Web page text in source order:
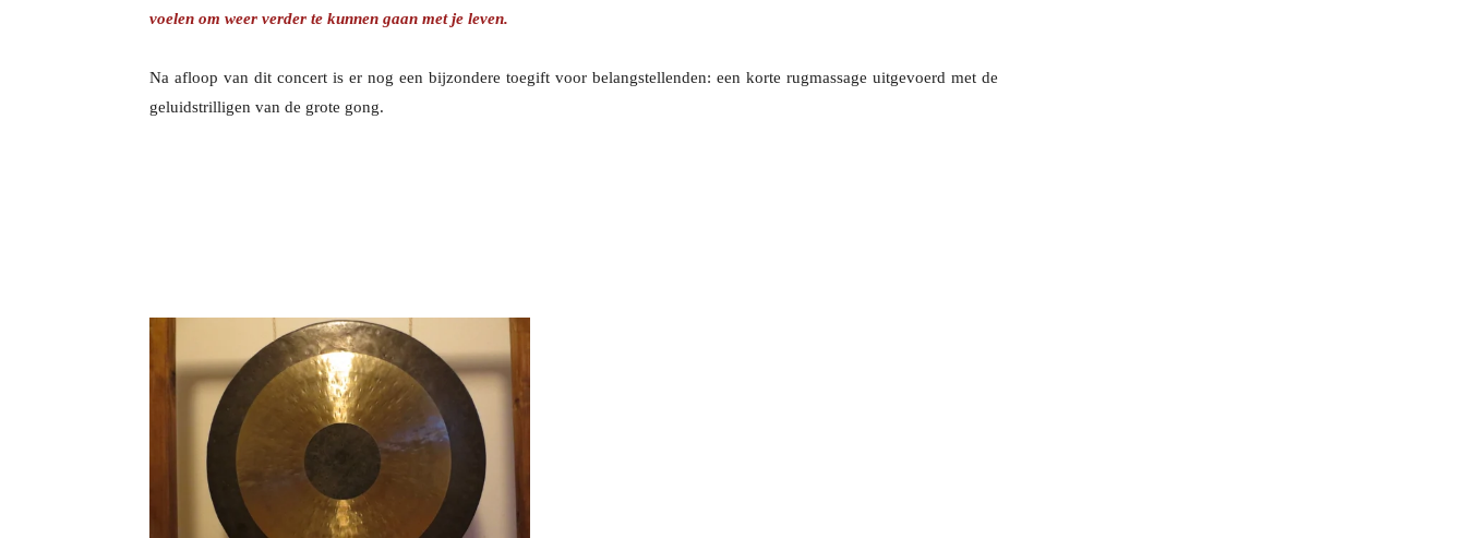
voelen om weer verder te kunnen gaan met je leven.
Na afloop van dit concert is er nog een bijzondere toegift voor belangstellenden: een korte rugmassage uitgevoerd met de
geluidstrilligen van de grote gong.